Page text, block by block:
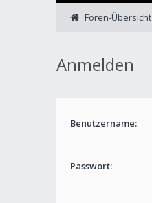
Foren-Übersicht
Anmelden
Benutzername:
Passwort: